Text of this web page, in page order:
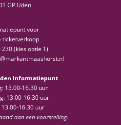
GP Uden
voor
ticketverkoop
(kies optie 1)
Informatiepunt
13.00-16.30 uur
13.00-16.30 uur
16.30 uur
aan een voorstelling.